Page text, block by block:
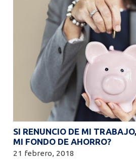
SI RENUNCIO DE MI
MI FONDO DE AHORRO?
21 febrero, 2018